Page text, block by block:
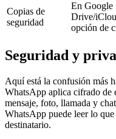
Copias de
seguridad
En Google
Drive/
opción de
Seguridad y
Aquí está la confusión más
WhatsApp aplica cifrado de
mensaje, foto, llamada y
WhatsApp puede leer lo
destinatario.